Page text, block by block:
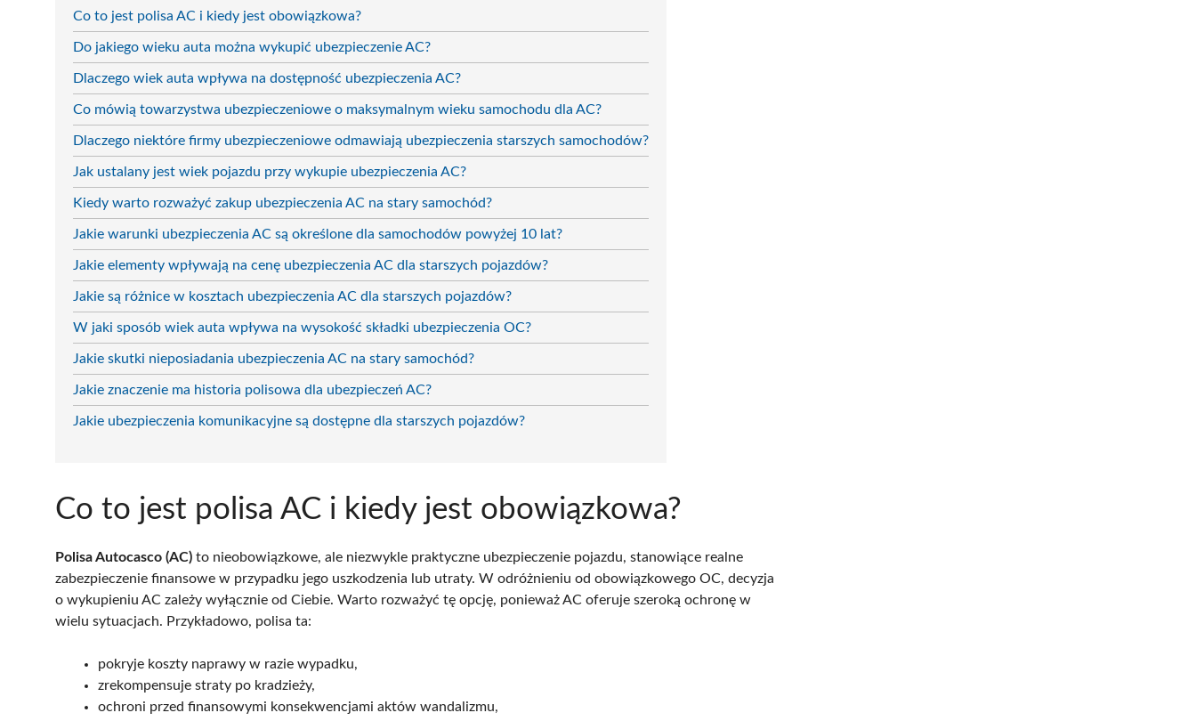
Co to jest polisa AC i kiedy jest obowiązkowa?
Do jakiego wieku auta można wykupić ubezpieczenie AC?
Dlaczego wiek auta wpływa na dostępność ubezpieczenia AC?
Co mówią towarzystwa ubezpieczeniowe o maksymalnym wieku samochodu dla AC?
Dlaczego niektóre firmy ubezpieczeniowe odmawiają ubezpieczenia starszych samochodów?
Jak ustalany jest wiek pojazdu przy wykupie ubezpieczenia AC?
Kiedy warto rozważyć zakup ubezpieczenia AC na stary samochód?
Jakie warunki ubezpieczenia AC są określone dla samochodów powyżej 10 lat?
Jakie elementy wpływają na cenę ubezpieczenia AC dla starszych pojazdów?
Jakie są różnice w kosztach ubezpieczenia AC dla starszych pojazdów?
W jaki sposób wiek auta wpływa na wysokość składki ubezpieczenia OC?
Jakie skutki nieposiadania ubezpieczenia AC na stary samochód?
Jakie znaczenie ma historia polisowa dla ubezpieczeń AC?
Jakie ubezpieczenia komunikacyjne są dostępne dla starszych pojazdów?
Co to jest polisa AC i kiedy jest obowiązkowa?
Polisa Autocasco (AC) to nieobowiązkowe, ale niezwykle praktyczne ubezpieczenie pojazdu, stanowiące realne
zabezpieczenie finansowe w przypadku jego uszkodzenia lub utraty. W odróżnieniu od obowiązkowego OC, decyzja
o wykupieniu AC zależy wyłącznie od Ciebie. Warto rozważyć tę opcję, ponieważ AC oferuje szeroką ochronę w
wielu sytuacjach. Przykładowo, polisa ta:
pokryje koszty naprawy w razie wypadku,
zrekompensuje straty po kradzieży,
ochroni przed finansowymi konsekwencjami aktów wandalizmu,